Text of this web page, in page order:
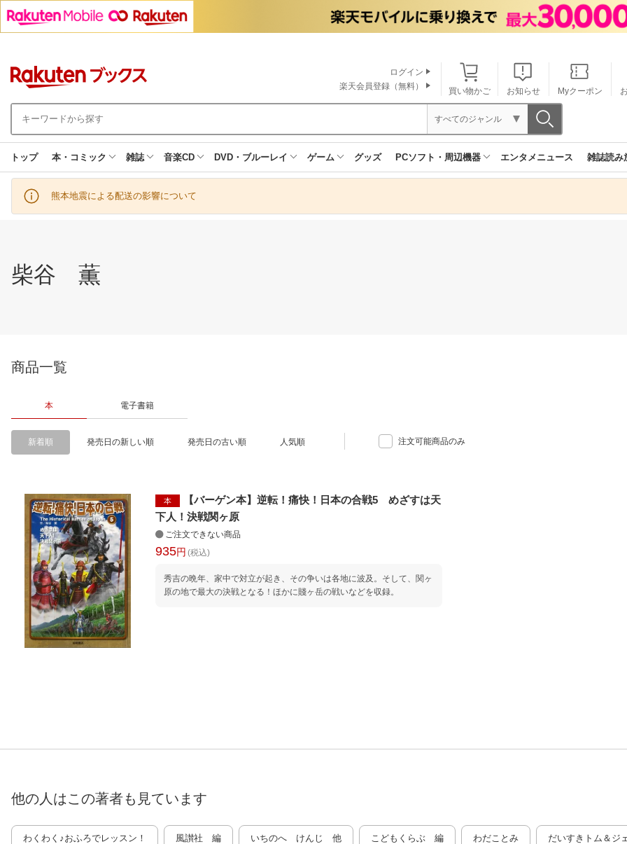
買い物かご お知らせ Myクーポン
ログイン
楽天会員登録（無料）
すべてのジャンル
トップ 本・コミック 雑誌 音楽CD DVD・ブルーレイ ゲーム グッズ PCソフト・周辺機器 エンタメニュース 雑誌読み
熊本地震による配送の影響について
柴谷 薫
商品一覧
本 電子書籍
新着順 発売日の新しい順 発売日の古い順 人気順 注文可能商品のみ
本
【バーゲン本】逆転！痛快！日本の合戦5 めざすは天
下人！決戦関ヶ原
ご注文できない商品
935円 (税込)
秀吉の晩年、家中で対立が起き、その争いは各地に波及。そして、関ヶ
原の地で最大の決戦となる！ほかに賤ヶ岳の戦いなどを収録。
他の人はこの著者も見ています
わくわく♪おふろでレッスン！ 風讃社 編 いちのへ けんじ 他 こどもくらぶ 編 わだことみ だいすきトム＆ジ